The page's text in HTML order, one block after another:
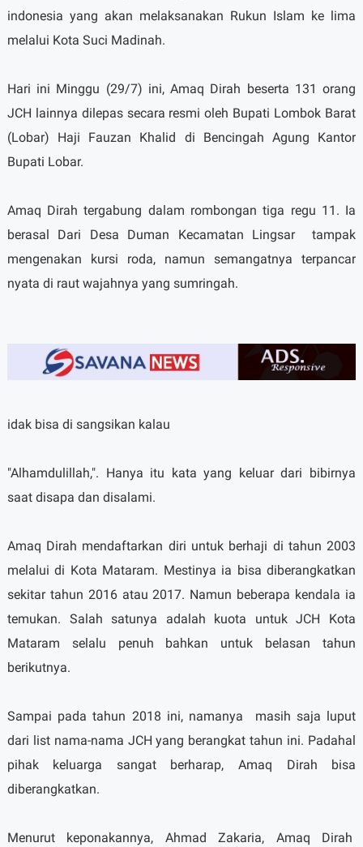
indonesia yang akan melaksanakan Rukun Islam ke lima
melalui Kota Suci Madinah.
Hari ini Minggu (29/7) ini, Amaq Dirah beserta 131 orang
JCH lainnya dilepas secara resmi oleh Bupati Lombok Barat
(Lobar) Haji Fauzan Khalid di Bencingah Agung Kantor
Bupati Lobar.
Amaq Dirah tergabung dalam rombongan tiga regu 11. Ia
berasal Dari Desa Duman Kecamatan Lingsar
tampak
mengenakan kursi roda, namun semangatnya terpancar
nyata di raut wajahnya yang sumringah.
idak bisa di sangsikan kalau
"Alhamdulillah,". Hanya itu kata yang keluar dari bibirnya
saat disapa dan disalami.
Amaq Dirah mendaftarkan diri untuk berhaji di tahun 2003
melalui di Kota Mataram. Mestinya ia bisa diberangkatkan
sekitar tahun 2016 atau 2017. Namun beberapa kendala ia
temukan. Salah satunya adalah kuota untuk JCH Kota
Mataram selalu penuh bahkan untuk belasan tahun
berikutnya.
Sampai pada tahun 2018 ini, namanya
masih saja luput
dari list nama-nama JCH yang berangkat tahun ini. Padahal
pihak keluarga sangat berharap, Amaq Dirah bisa
diberangkatkan.
Menurut keponakannya, Ahmad Zakaria, Amaq Dirah